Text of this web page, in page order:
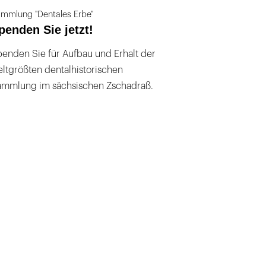
"Dentales Erbe"
Sie jetzt!
Sie für Aufbau und Erhalt der
dentalhistorischen
im sächsischen Zschadraß.